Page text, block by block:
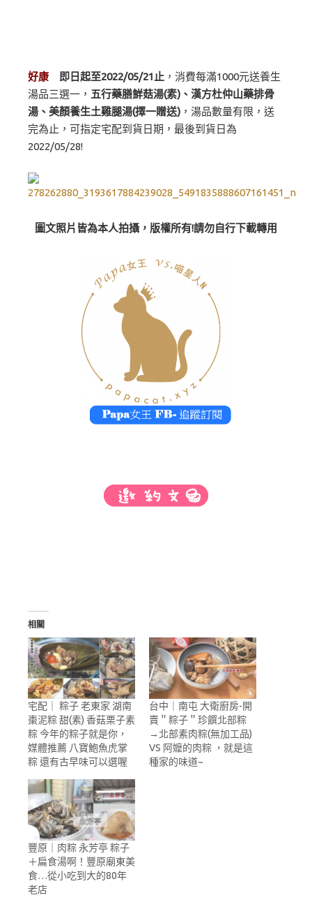
好康 即日起至2022/05/21止 ，消費每滿1000元送養生
湯品三選一， 五行藥膳鮮菇湯(素)、漢方杜仲山藥排骨
湯、美顏養生土雞腿湯(擇一贈送) ，湯品數量有限，送
完為止，可指定宅配到貨日期，最後到貨日為
2022/05/28!
圖文照片皆為本人拍攝，版權所有!請勿自行下載轉用
相關
宅配｜ 粽子 老東家 湖南
棗泥粽 甜(素) 香菇栗子素
粽 今年的粽子就是你，
媒體推薦 八寶鮑魚虎掌
粽 還有古早味可以選喔
台中｜南屯 大衛廚房-開
賣＂粽子＂珍饌北部粽
→北部素肉粽(無加工品)
VS 阿嬤的肉粽 ，就是這
種家的味道~
豐原｜肉粽 永芳亭 粽子
＋扁食湯啊！豐原廟東美
食…從小吃到大的80年
老店